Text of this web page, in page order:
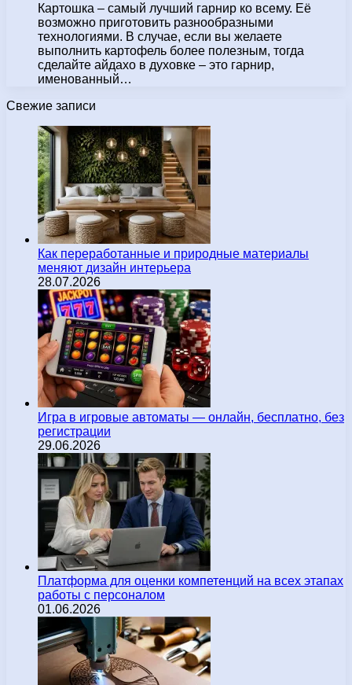
Картошка – самый лучший гарнир ко всему. Её
возможно приготовить разнообразными
технологиями. В случае, если вы желаете
выполнить картофель более полезным, тогда
сделайте айдахо в духовке – это гарнир,
именованный…
Свежие записи
Как переработанные и природные материалы
меняют дизайн интерьера
28.07.2026
Игра в игровые автоматы — онлайн, бесплатно, без
регистрации
29.06.2026
Платформа для оценки компетенций на всех этапах
работы с персоналом
01.06.2026